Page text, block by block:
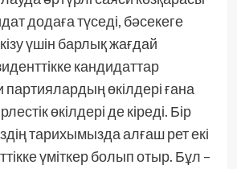
додаға түседі, бәсекеге
үшін барлық жағдай
кандидаттар
партиялардың өкілдері ғана
өкілдері де кіреді. Бір
тарихымызда алғаш рет екі
үміткер болып отыр. Бұл –